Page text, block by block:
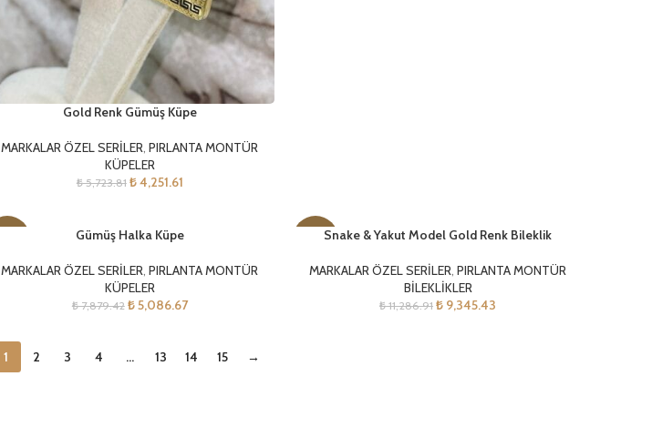
Gold Renk Gümüş Küpe
MARKALAR ÖZEL SERİLER,PIRLANTA MONTÜR
KÜPELER
₺5,723.81 ₺4,251.61
Gümüş Halka Küpe
MARKALAR ÖZEL SERİLER,PIRLANTA MONTÜR
KÜPELER
₺7,879.42 ₺5,086.67
-17%Snake & Yakut Model Gold Renk Bileklik
MARKALAR ÖZEL SERİLER,PIRLANTA MONTÜR
BİLEKLİKLER
₺11,286.91 ₺ 9,345.43
1 2 3 4 … 13 14 15 →